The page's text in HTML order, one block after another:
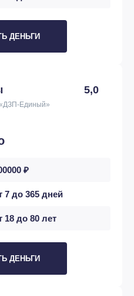
ДЕНЬГИ
5,0
Единый»
₽
7 до 365 дней
18 до 80 лет
ДЕНЬГИ